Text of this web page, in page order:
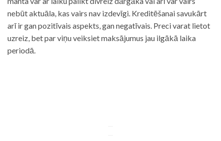
nebūt aktuāla, kas vairs nav izdevīgi. Kreditēšanai savukārt
arī ir gan pozitīvais aspekts, gan negatīvais. Preci varat lietot
uzreiz, bet par viņu veiksiet maksājumus jau ilgākā laika
periodā.